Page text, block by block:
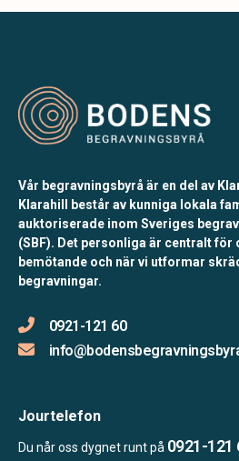
Vår begravningsbyrå är en del av
Klarahill består av kunniga lokala
auktoriserade inom Sveriges
(SBF). Det personliga är centralt för
bemötande och när vi utformar
begravningar.
0921-121 60
Jourtelefon
Du når oss dygnet runt på 0921-121